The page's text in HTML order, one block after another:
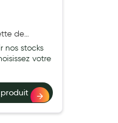
gale, anti tiques, insectifuges
de
Classique
10
nos stocks
votre